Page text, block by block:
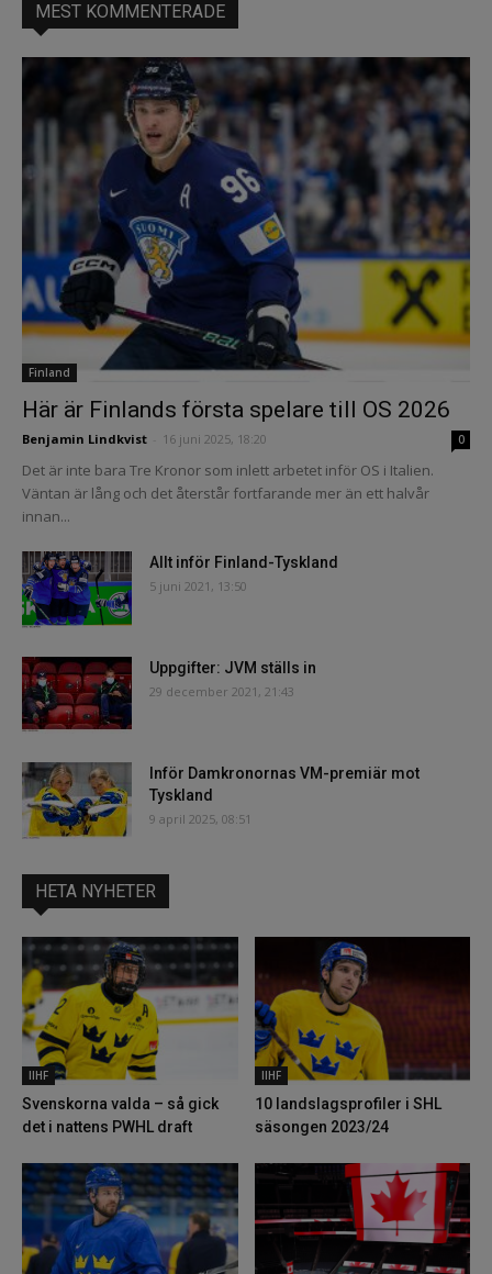
MEST KOMMENTERADE
Finland
Här är Finlands första spelare till OS 2026
Benjamin Lindkvist 16 juni 2025, 18:20 0
Det är inte bara Tre Kronor som inlett arbetet inför OS i Italien.
Väntan är lång och det återstår fortfarande mer än ett halvår
innan...
Allt inför Finland-Tyskland
5 juni 2021, 13:50
Uppgifter: JVM ställs in
29 december 2021, 21:43
Inför Damkronornas VM-premiär mot
Tyskland
9 april 2025, 08:51
HETA NYHETER
IIHF
Svenskorna valda – så gick
det i nattens PWHL draft
IIHF
10 landslagsprofiler i SHL
säsongen 2023/24